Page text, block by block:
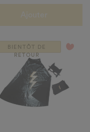
BIENTÔT DE
RETOUR
favorite_border